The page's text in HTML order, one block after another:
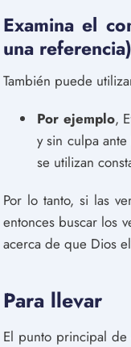
Examina el
una referencia)
También puede
Por ejemplo,
y sin culpa
se utilizan
Por lo tanto, si las
entonces buscar los
acerca de que Dios
Para llevar
El punto principal